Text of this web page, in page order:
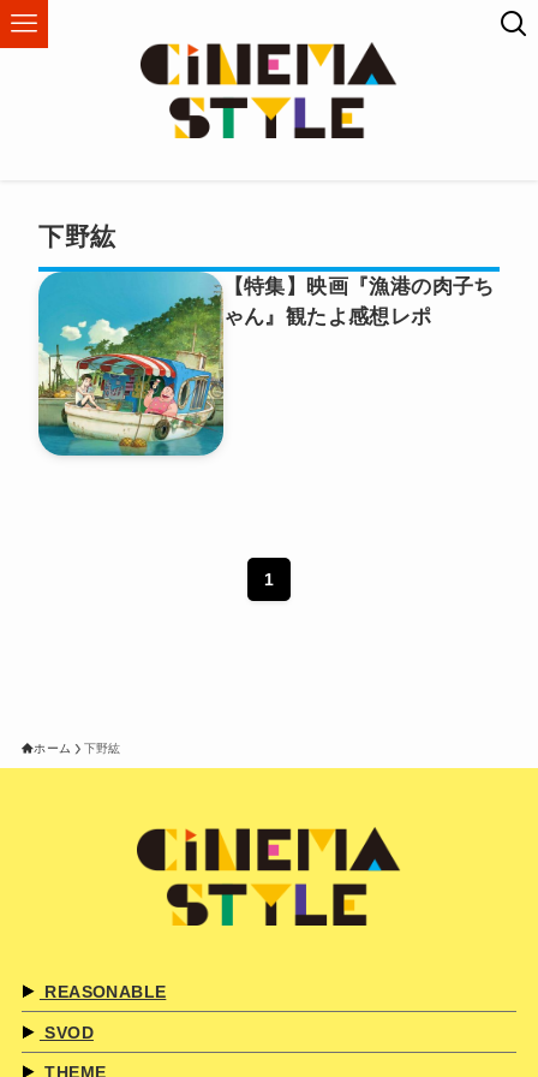
下野紘
【特集】映画『漁港の肉子ち
ゃん』観たよ感想レポ
1
ホーム 下野紘
REASONABLE
SVOD
THEME